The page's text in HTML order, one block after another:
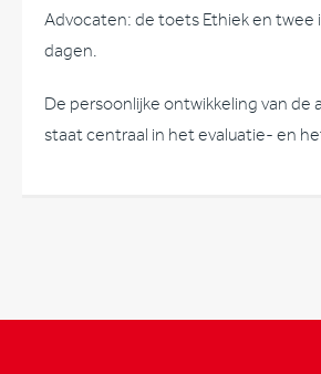
Advocaten: de toets Ethiek en twee
dagen.
De persoonlijke ontwikkeling van de
staat centraal in het evaluatie- en